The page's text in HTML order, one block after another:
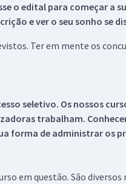
o edital para começar a
e ver o seu sonho se
Ter em mente os
seletivo. Os nossos
trabalham.
forma de administrar os
em questão. São